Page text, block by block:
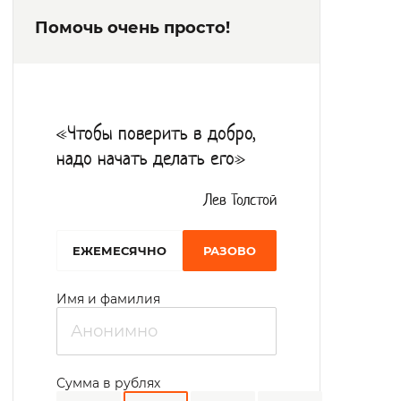
выполнение врачебных назначений. В
жилых помещениях создан уют,
располагается удобная мебель. Питание в
интернате осуществляется 5 раз в день.
В свободное время граждане могу
посещать различные студии и кружки. Есть
конкурсы, концерты, фестивали,
Помочь очень просто!
«Чтобы поверить в добро,
надо начать делать его»
Лев Толстой
EЖЕМЕСЯЧНО РАЗОВО
Имя и фамилия
Сумма в рублях